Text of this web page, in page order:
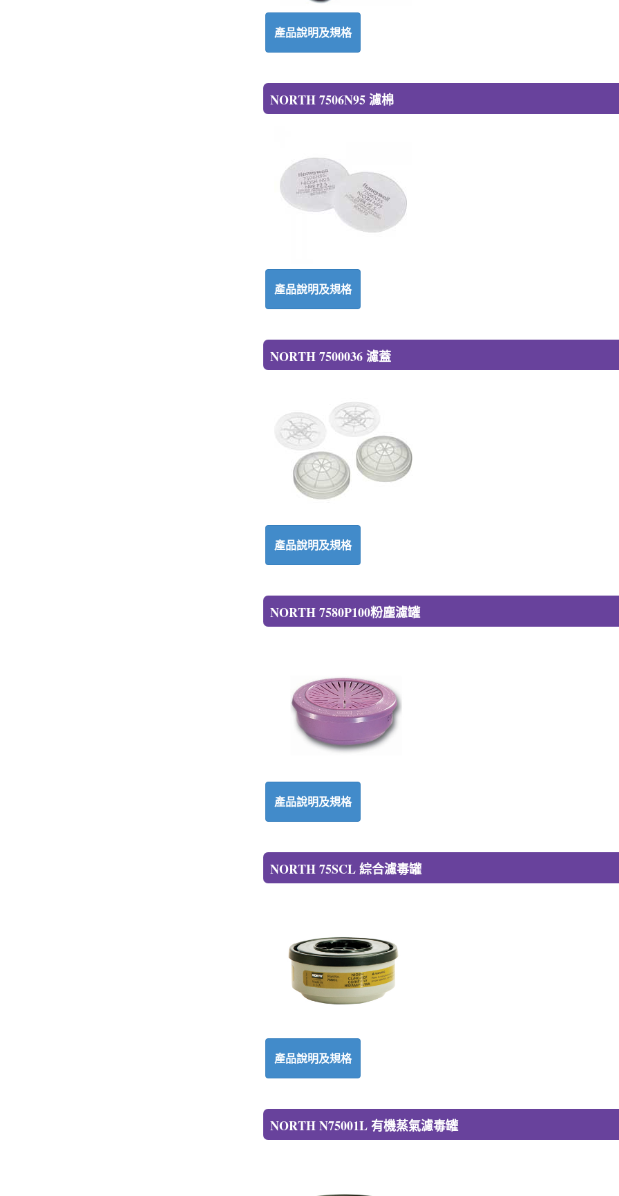
產品說明及規格
NORTH 7506N95 濾棉
產品說明及規格
NORTH 7500036 濾蓋
產品說明及規格
NORTH 7580P100粉塵濾罐
產品說明及規格
NORTH 75SCL 綜合濾毒罐
產品說明及規格
NORTH N75001L 有機蒸氣濾毒罐